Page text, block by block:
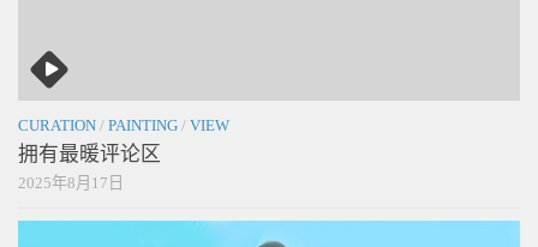
CURATION / PAINTING / VIEW
拥有最暖评论区
2025年8月17日